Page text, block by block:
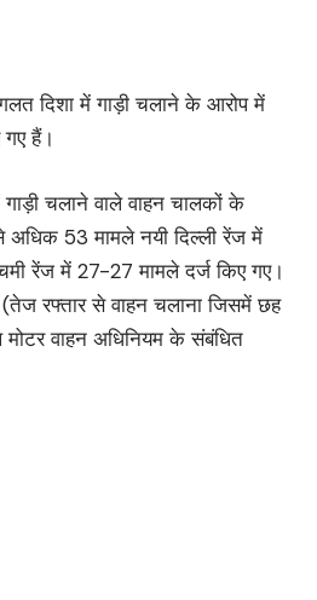
दिशा में गाड़ी चलाने के आरोप में
गए हैं।
चलाने वाले वाहन चालकों के
अधिक 53 मामले नयी दिल्ली रेंज में
रेंज में 27-27 मामले दर्ज किए गए।
(तेज रफ्तार से वाहन चलाना जिसमें छह
वाहन अधिनियम के संबंधित